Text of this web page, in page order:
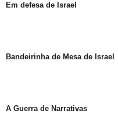
Em defesa de Israel
Bandeirinha de Mesa de Israel
A Guerra de Narrativas